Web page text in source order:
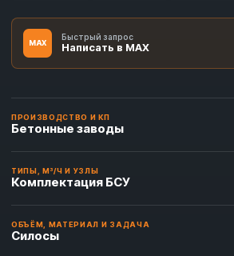
MAX
Быстрый запрос
Написать в MAX
ПРОИЗВОДСТВО И КП
Бетонные заводы
ТИПЫ, М³/Ч И УЗЛЫ
Комплектация БСУ
ОБЪЁМ, МАТЕРИАЛ И ЗАДАЧА
Силосы